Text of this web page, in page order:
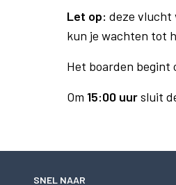
Let op: deze
kun je wachten tot
Het boarden begint
Om 15:00 uursluit
SNEL NAAR